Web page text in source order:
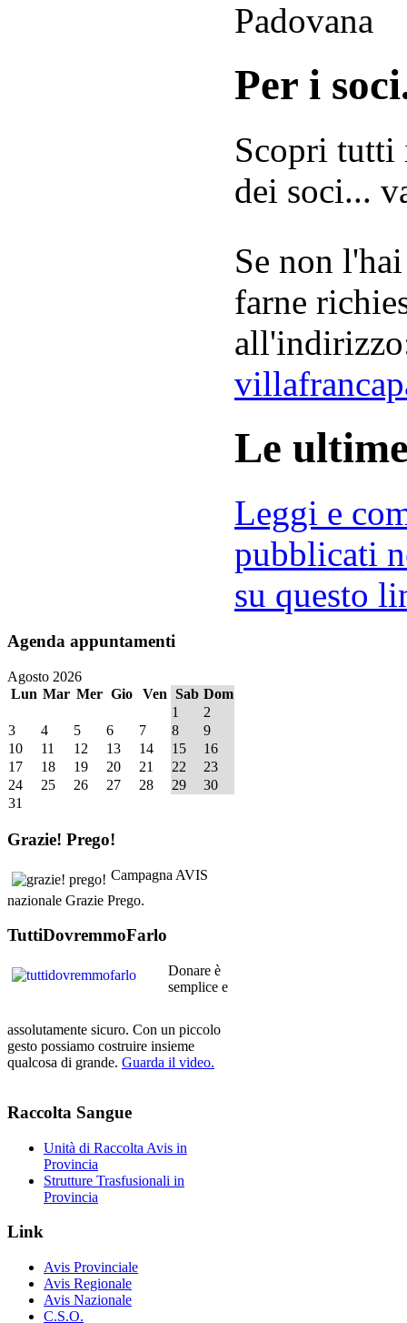
Padovana
Per i
Scopri tutti
dei soci...
Se non
farne
Le
Leggi e
pubblicati
su questo
Agenda appuntamenti
Agosto 2026
Lun Mar Mer Gio Ven Sab Dom
1
2
3
4 5 6 7 8
9
10
11 12 13 14 15
16
17
18 19 20 21 22
23
24
25 26 27 28 29
30
31
Grazie! Prego!
Campagna AVIS
nazionale Grazie Prego.
TuttiDovremmoFarlo
Donare è
semplice e
assolutamente sicuro. Con un piccolo
gesto possiamo costruire insieme
qualcosa di grande. Guarda il video.
Raccolta Sangue
Unità di Raccolta Avis in
Provincia
Strutture Trasfusionali in
Provincia
Link
Avis Provinciale
Avis Regionale
Avis Nazionale
C.S.O.